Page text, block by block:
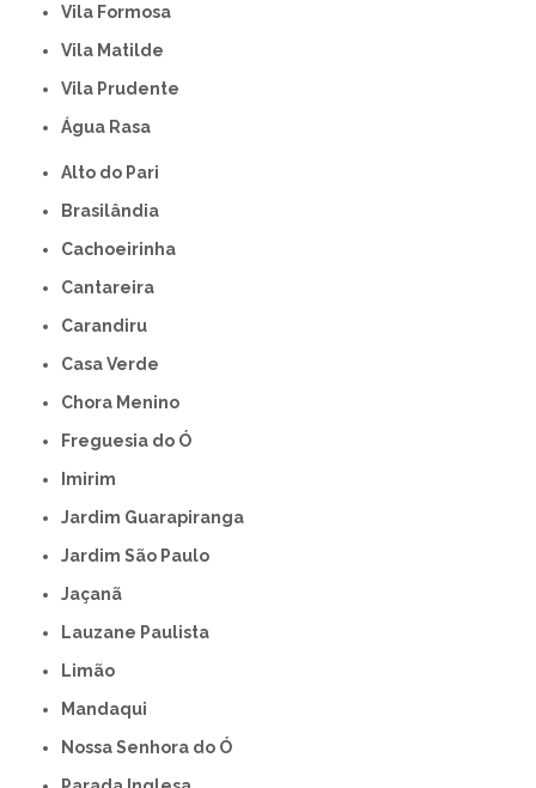
Vila Formosa
Vila Matilde
Vila Prudente
Água Rasa
Alto do Pari
Brasilândia
Cachoeirinha
Cantareira
Carandiru
Casa Verde
Chora Menino
Freguesia do Ó
Imirim
Jardim Guarapiranga
Jardim São Paulo
Jaçanã
Lauzane Paulista
Limão
Mandaqui
Nossa Senhora do Ó